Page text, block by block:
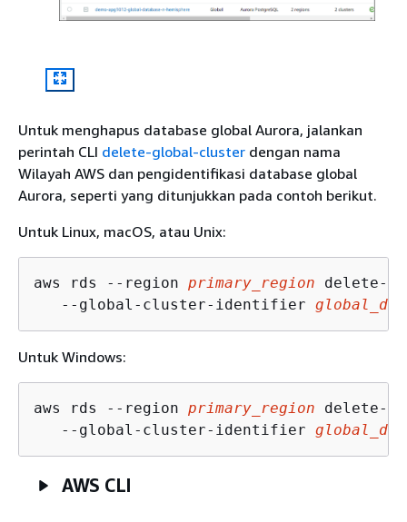
Untuk menghapus database global Aurora, jalankan
perintah CLI delete-global-cluster dengan nama
Wilayah AWS dan pengidentifikasi database global
Aurora, seperti yang ditunjukkan pada contoh berikut.
Untuk Linux, macOS, atau Unix:
aws rds --region primary_region delete-
   --global-cluster-identifier
Untuk Windows:
aws rds --region primary_region delete-
   --global-cluster-identifier
AWS CLI